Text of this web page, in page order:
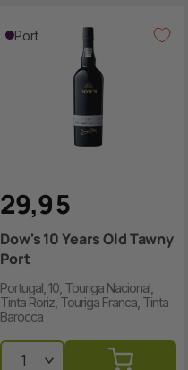
Port
29,95
Dow's 10 Years Old Tawny
Port
Portugal, 10, Touriga Nacional,
Tinta Roriz, Touriga Franca, Tinta
Barocca